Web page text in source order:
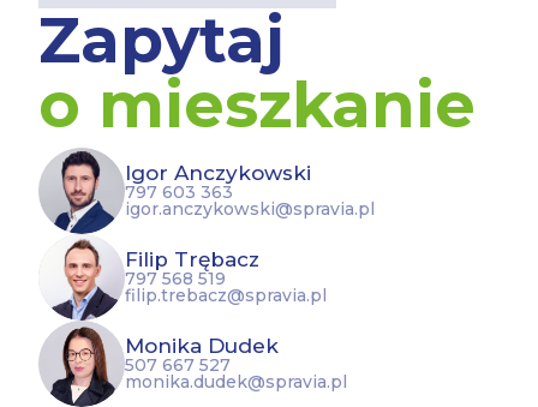
Zapytaj
o mieszkanie
Igor Anczykowski
797 603 363
igor.anczykowski@spravia.pl
Filip Trębacz
797 568 519
filip.trebacz@spravia.pl
Monika Dudek
507 667 527
monika.dudek@spravia.pl